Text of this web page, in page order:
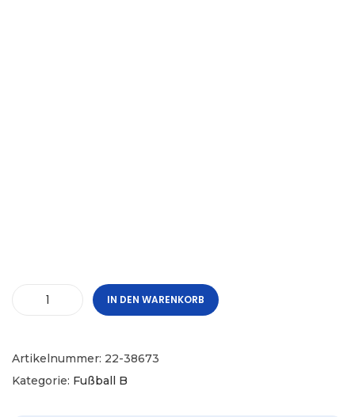
IN DEN WARENKORB
Artikelnummer: 22-38673
Kategorie: Fußball B